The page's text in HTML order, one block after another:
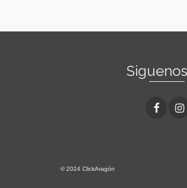
© 2024 ClickAragón